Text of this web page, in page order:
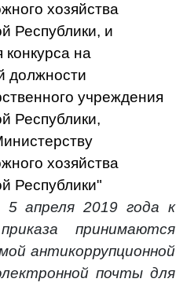
хозяйства
Республики, и
на
должности
учреждения
Республики,
хозяйства
Республики"
2019 года к
принимаются
антикоррупционной
почты для